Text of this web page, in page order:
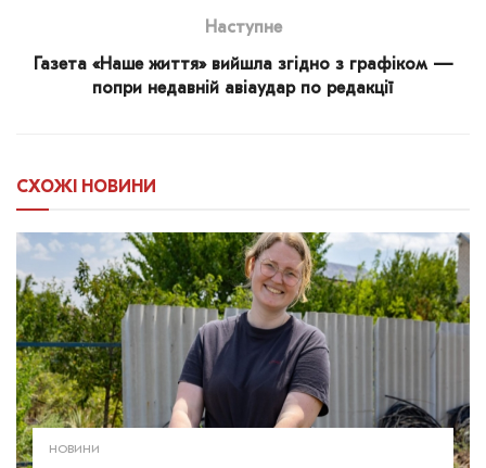
Наступне
Газета «Наше життя» вийшла згідно з графіком —
попри недавній авіаудар по редакції
СХОЖІ НОВИНИ
НОВИНИ